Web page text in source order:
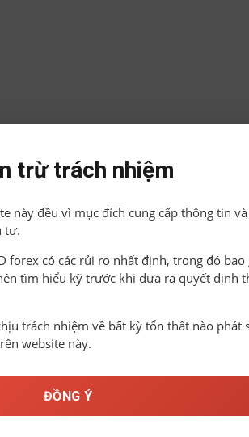
trừ trách nhiệm
này đều vì mục đích cung cấp thông tin và
tư.
forex có các rủi ro nhất định, trong đó bao
tìm hiểu kỹ trước khi đưa ra quyết định
trách nhiệm về bất kỳ tổn thất nào phát
website này.
ĐỒNG Ý